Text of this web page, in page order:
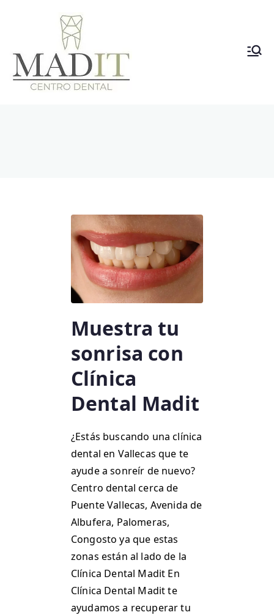
Muestra tu
sonrisa con
Clínica
Dental Madit
¿Estás buscando una clínica
dental en Vallecas que te
ayude a sonreír de nuevo?
Centro dental cerca de
Puente Vallecas, Avenida de
Albufera, Palomeras,
Congosto ya que estas
zonas están al lado de la
Clínica Dental Madit En
Clínica Dental Madit te
ayudamos a recuperar tu